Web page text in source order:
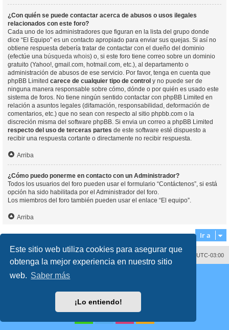
Este sitio web utiliza cookies para asegurar que
obtenga la mejor experiencia en nuestro sitio
web. Saber más
¡Lo entiendo!
¿Con quién se puede contactar acerca de abusos o usos ilegales
relacionados con este foro?
Cada uno de los administradores que figuran en la lista del grupo donde
dice “El Equipo” es un contacto apropiado para enviar sus quejas. Si así no
obtiene respuesta debería tratar de contactar con el dueño del dominio
(efectúe una búsqueda whois) o, si este foro tiene correo sobre un dominio
gratuito (Yahoo!, gmail.com, hotmail.com, etc.), al departamento o
administración de abusos de ese servicio. Por favor, tenga en cuenta que
phpBB Limited carece de cualquier tipo de control y no puede ser de
ninguna manera responsable sobre cómo, dónde o por quién es usado este
sistema de foros. No tiene ningún sentido contactar con phpBB Limited en
relación a asuntos legales (difamación, responsabilidad, deformación de
comentarios, etc.) que no sean con respecto al sitio phpbb.com o la
discreción misma del software phpBB. Si envia un correo a phpBB Limited
respecto del uso de terceras partes de este software esté dispuesto a
recibir una respuesta cortante o directamente no recibir respuesta.
Arriba
¿Cómo puedo ponerme en contacto con un Administrador?
Todos los usuarios del foro pueden usar el formulario “Contáctenos”, si está
opción ha sido habilitada por el Administrador del foro.
Los miembros del foro también pueden usar el enlace “El equipo”.
Arriba
Ir a
Todos los horarios son UTC-03:00
Borrar cookies
Desarrollado por
® Forum Software © phpBB Limited
Traducción al español porphpBB España
Condiciones